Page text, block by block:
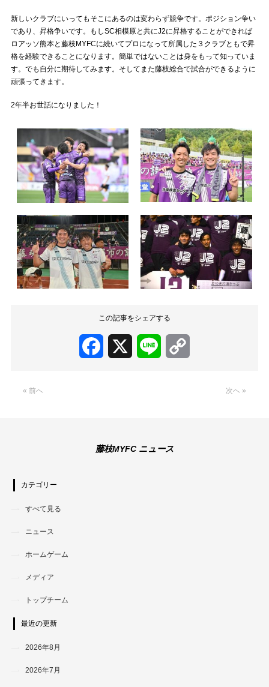
新しいクラブにいってもそこにあるのは変わらず競争です。ポジション争い
であり、昇格争いです。もしSC相模原と共にJ2に昇格することができれば
ロアッソ熊本と藤枝MYFCに続いてプロになって所属した３クラブともで昇
格を経験できることになります。簡単ではないことは身をもって知っていま
す。でも自分に期待してみます。そしてまた藤枝総合で試合ができるように
頑張ってきます。
2年半お世話になりました！
この記事をシェアする
Facebook Line
« 前へ 次へ »
藤枝MYFC ニュース
カテゴリー
すべて見る
ニュース
ホームゲーム
メディア
トップチーム
最近の更新
2026年8月
2026年7月